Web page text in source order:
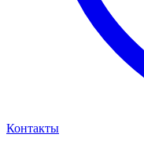
Контакты